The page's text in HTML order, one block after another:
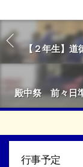
【２年生】道
殿中祭 前々日
行事予定